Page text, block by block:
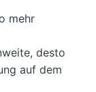
mehr
desto
auf dem